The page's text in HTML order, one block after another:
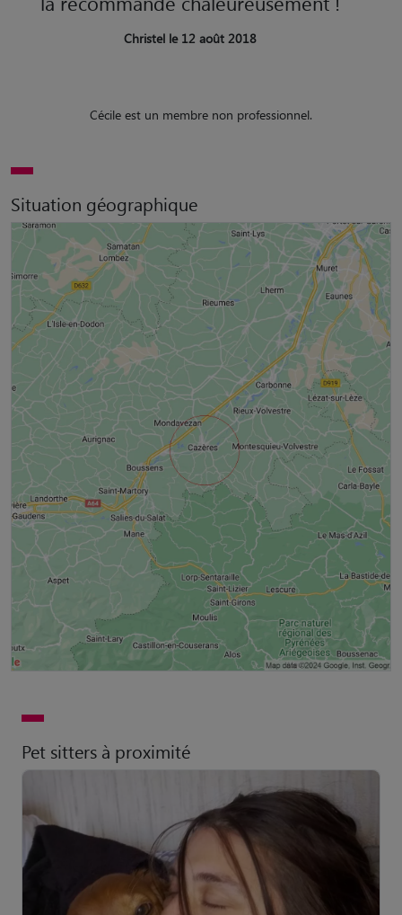
Christel le 12 août 2018
Cécile est un membre non professionnel.
Situation géographique
Pet sitters à proximité